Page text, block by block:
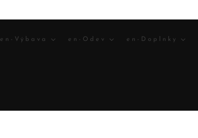
en-Výbava en-Odev en-Doplnky